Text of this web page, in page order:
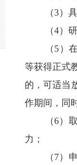
（3）
（4）
（5）
等获得正式
的，可适当
作期间，同
（6）
力；
（7）